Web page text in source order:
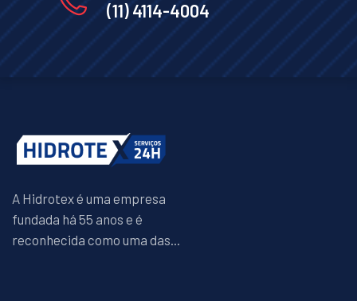
(11) 4114-4004
A Hidrotex é uma empresa
fundada há 55 anos e é
reconhecida como uma das...